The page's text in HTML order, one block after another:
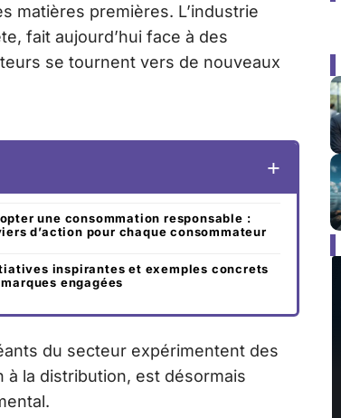
matières premières. L’industrie
fait aujourd’hui face à des
se tournent vers de nouveaux
une consommation responsable :
d’action pour chaque consommateur
inspirantes et exemples concrets
engagées
du secteur expérimentent des
la distribution, est désormais